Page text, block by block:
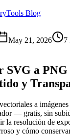
Blog
May 21, 2026 7
SVG a PNG
y
a
— gratis, sin
la resolución de
y cómo